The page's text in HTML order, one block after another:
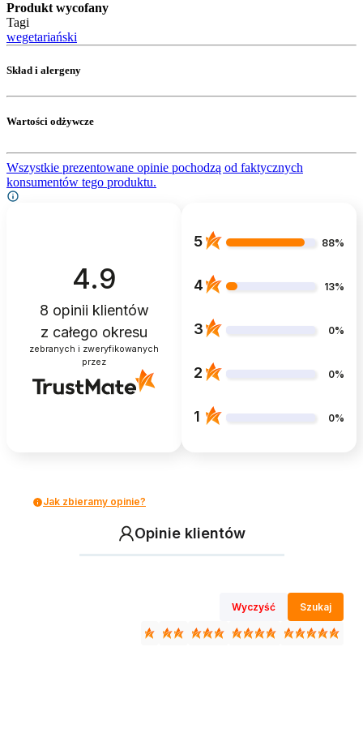
Produkt wycofany
Tagi
wegetariański
Skład i alergeny
Wartości odżywcze
Wszystkie prezentowane opinie pochodzą od faktycznych
konsumentów tego produktu.
4.9
8 opinii klientów
z całego okresu
zebranych i zweryfikowanych
przez
5 88%
4 13%
3 0%
2 0%
1 0%
Jak zbieramy opinie?
Opinie klientów
Wyczyść Szukaj